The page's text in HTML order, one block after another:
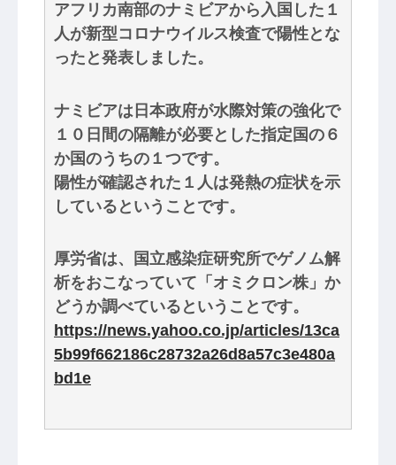
アフリカ南部のナミビアから入国した１
人が新型コロナウイルス検査で陽性とな
ったと発表しました。
ナミビアは日本政府が水際対策の強化で
１０日間の隔離が必要とした指定国の６
か国のうちの１つです。
陽性が確認された１人は発熱の症状を示
しているということです。
厚労省は、国立感染症研究所でゲノム解
析をおこなっていて「オミクロン株」か
どうか調べているということです。
https://news.yahoo.co.jp/articles/13ca
5b99f662186c28732a26d8a57c3e480a
bd1e